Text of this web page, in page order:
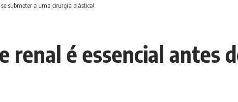
submeter a uma cirurgia plástica!
renal é essencial antes